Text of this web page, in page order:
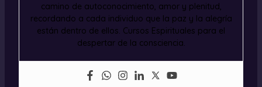
camino de autoconocimiento, amor y plenitud,
recordando a cada individuo que la paz y la alegría
están dentro de ellos. Cursos Espirituales para el
despertar de la consciencia.